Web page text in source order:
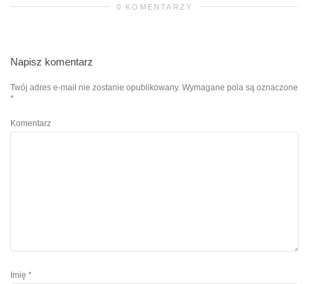
0 KOMENTARZY
Napisz komentarz
Twój adres e-mail nie zostanie opublikowany. Wymagane pola są oznaczone
*
Komentarz
Imię *